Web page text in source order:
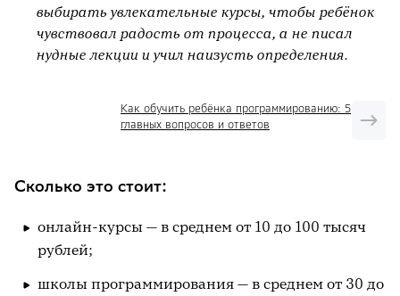
выбирать увлекательные курсы, чтобы ребёнок
чувствовал радость от процесса, а не писал
нудные лекции и учил наизусть определения.
Как обучить ребёнка программированию: 5
главных вопросов и ответов
Сколько это стоит:
онлайн-курсы — в среднем от 10 до 100 тысяч
рублей;
школы программирования — в среднем от 30 до